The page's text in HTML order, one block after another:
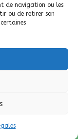
de navigation ou les
ou de retirer son